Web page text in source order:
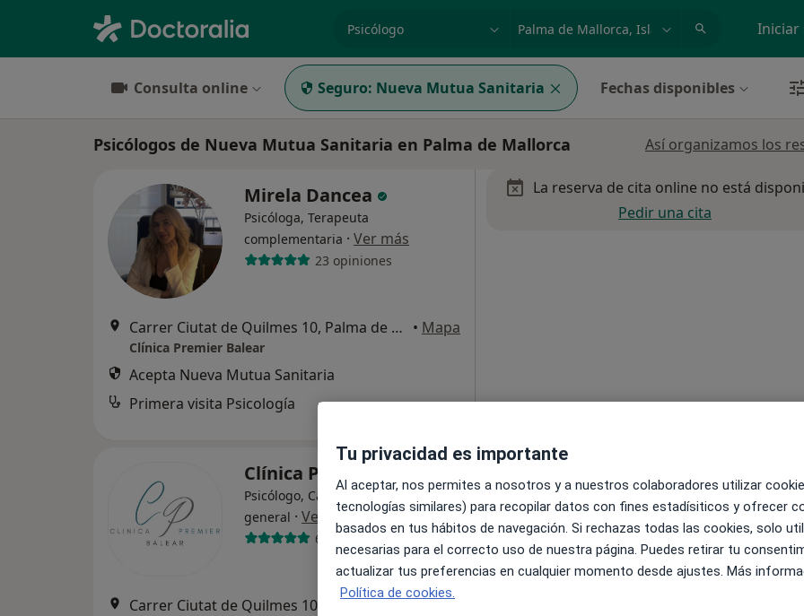
especialidad, enfermedad o nombre Iniciar
Consulta online Seguro: Nueva Mutua Sanitaria Fechas disponibles
Psicólogos de Nueva Mutua Sanitaria en Palma de Mallorca Así organizamos los
Mirela Dancea
Psicóloga, Terapeuta
complementaria · Ver más
23 opiniones
Carrer Ciutat de Quilmes 10, Palma de Mallorca • Mapa
Clínica Premier Balear
Acepta Nueva Mutua Sanitaria
Primera visita Psicología
La reserva de cita online no está
Pedir una cita
Clínica Premier Balear
Psicólogo, Cardiólogo, Cirujano
general · Ver más
667 opiniones
Carrer Ciutat de Quilmes 10, Palma de Mallorca •Mapa
La reserva de cita online no está
Mostrar perfil
Tu privacidad es importante
Al aceptar, nos permites a nosotros y a nuestros colaboradores utilizar
tecnologías similares) para recopilar datos con fines estadísiticos y ofrecer
basados en tus hábitos de navegación. Si rechazas todas las cookies, solo
necesarias para el correcto uso de nuestra página. Puedes retirar tu
actualizar tus preferencias en cualquier momento desde ajustes. Más
Política de cookies.